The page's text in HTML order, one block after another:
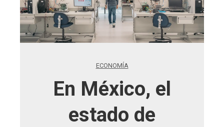
ECONOMÍA
En México, el
estado de